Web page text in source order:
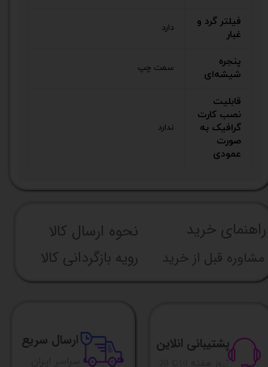
فیلتر گرد و
غبار
دارد
پنجره
شیشه‌ای
سمت چپ
قابلیت
نصب کارت
گرافیک به
صورت
عمودی
ندارد
راهنما​​​​​​​​​​​​​​ی خرید نحوه ارسال کالا
مشاوره قبل از خرید رویه بازگردانی کالا
پشتیبانی انلاین
​7روز هفته 10تا 20
ارسال سریع